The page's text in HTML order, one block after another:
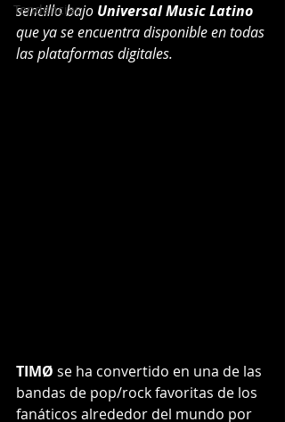
Tendencias
sencillo bajo Universal Music Latino
que ya se encuentra disponible en todas
las plataformas digitales.
TIMØ se ha convertido en una de las
bandas de pop/rock favoritas de los
fanáticos alrededor del mundo por